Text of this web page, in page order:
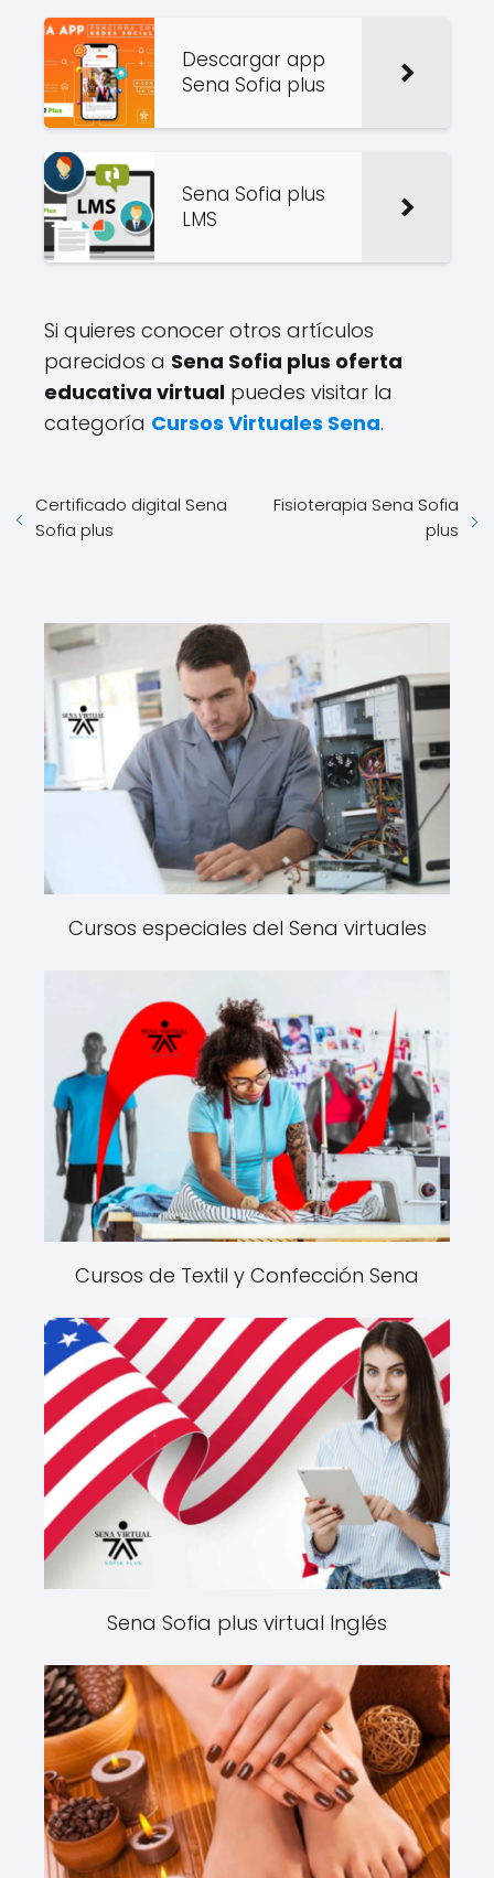
Descargar app
Sena Sofia plus
Sena Sofia plus
LMS
Si quieres conocer otros artículos
parecidos a Sena Sofia plus oferta
educativa virtual puedes visitar la
categoría Cursos Virtuales Sena.
Certificado digital Sena
Sofia plus
Fisioterapia Sena Sofia
plus
Cursos especiales del Sena virtuales
Cursos de Textil y Confección Sena
Sena Sofia plus virtual Inglés